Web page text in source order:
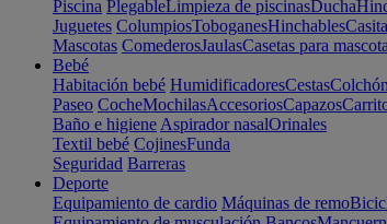
Piscina PlegableLimpieza de piscinasDucha
Juguetes ColumpiosToboganesHinchables
Mascotas ComederosJaulasCasetas para
Bebé
Habitación bebé HumidificadoresCestas
Paseo CocheMochilasAccesoriosCapazos
Baño e higiene Aspirador nasalOrinales
Textil bebé CojinesFunda
Seguridad Barreras
Deporte
Equipamiento de cardio Máquinas de remo